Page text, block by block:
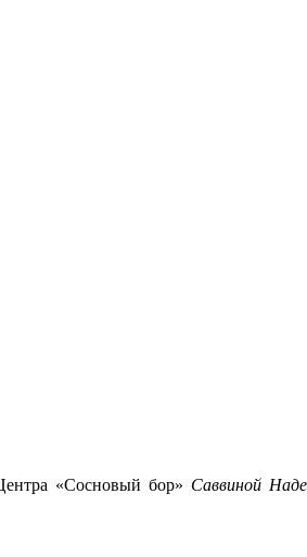
«Сосновый бор» Саввиной